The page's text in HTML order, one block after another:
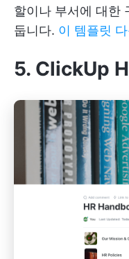
할이나 부서에 대한
둡니다. 이 템플릿
5. ClickUp